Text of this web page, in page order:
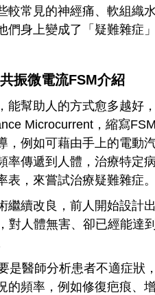
較常見的神經痛、軟組織
們身上變成了「疑難雜症」
振微電流FSM介紹
能幫助人的方式愈多越好
Microcurrent，縮寫
，例如可藉由手上的電動
率傳遞到人體，治療特定
表，來嘗試治療疑難雜症。
繼續改良，前人開始設計
對人體無害、卻已經能達
是醫師分析患者不適症狀
的頻率，例如修復疤痕、